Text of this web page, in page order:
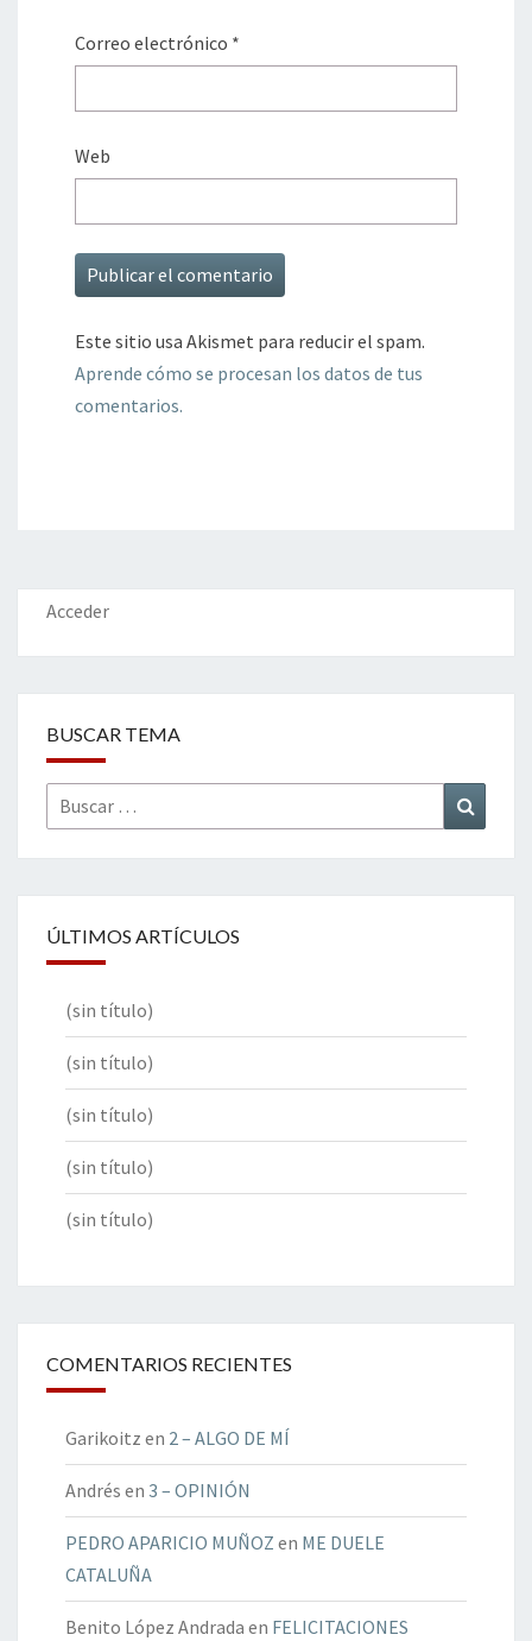
Correo electrónico *
Web
Este sitio usa Akismet para reducir el spam.
Aprende cómo se procesan los datos de tus
comentarios.
Acceder
BUSCAR TEMA
Buscar
por:
ÚLTIMOS ARTÍCULOS
(sin título)
(sin título)
(sin título)
(sin título)
(sin título)
COMENTARIOS RECIENTES
Garikoitz en 2 – ALGO DE MÍ
Andrés en 3 – OPINIÓN
PEDRO APARICIO MUÑOZ en ME DUELE
CATALUÑA
Benito López Andrada en FELICITACIONES